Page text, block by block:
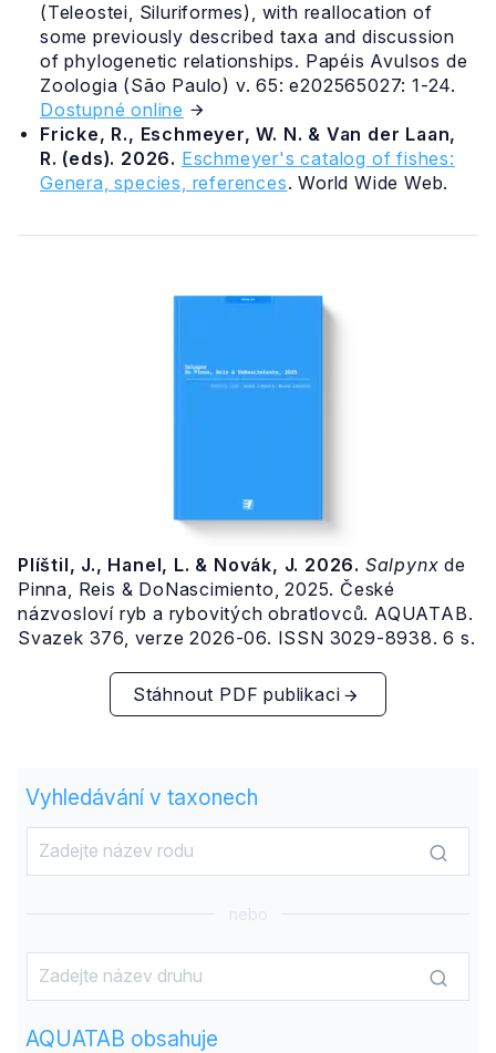
(Teleostei, Siluriformes), with reallocation of
some previously described taxa and discussion
of phylogenetic relationships. Papéis Avulsos de
Zoologia (São Paulo) v. 65: e202565027: 1-24.
Dostupné online
Fricke, R., Eschmeyer, W. N. & Van der Laan,
R. (eds). 2026. Eschmeyer's catalog of fishes:
Genera, species, references. World Wide Web.
Plíštil, J., Hanel, L. & Novák, J. 2026. Salpynx de
Pinna, Reis & DoNascimiento, 2025. České
názvosloví ryb a rybovitých obratlovců. AQUATAB.
Svazek 376, verze 2026-06. ISSN 3029-8938. 6 s.
Stáhnout PDF publikaci
Vyhledávání v taxonech
nebo
AQUATAB obsahuje